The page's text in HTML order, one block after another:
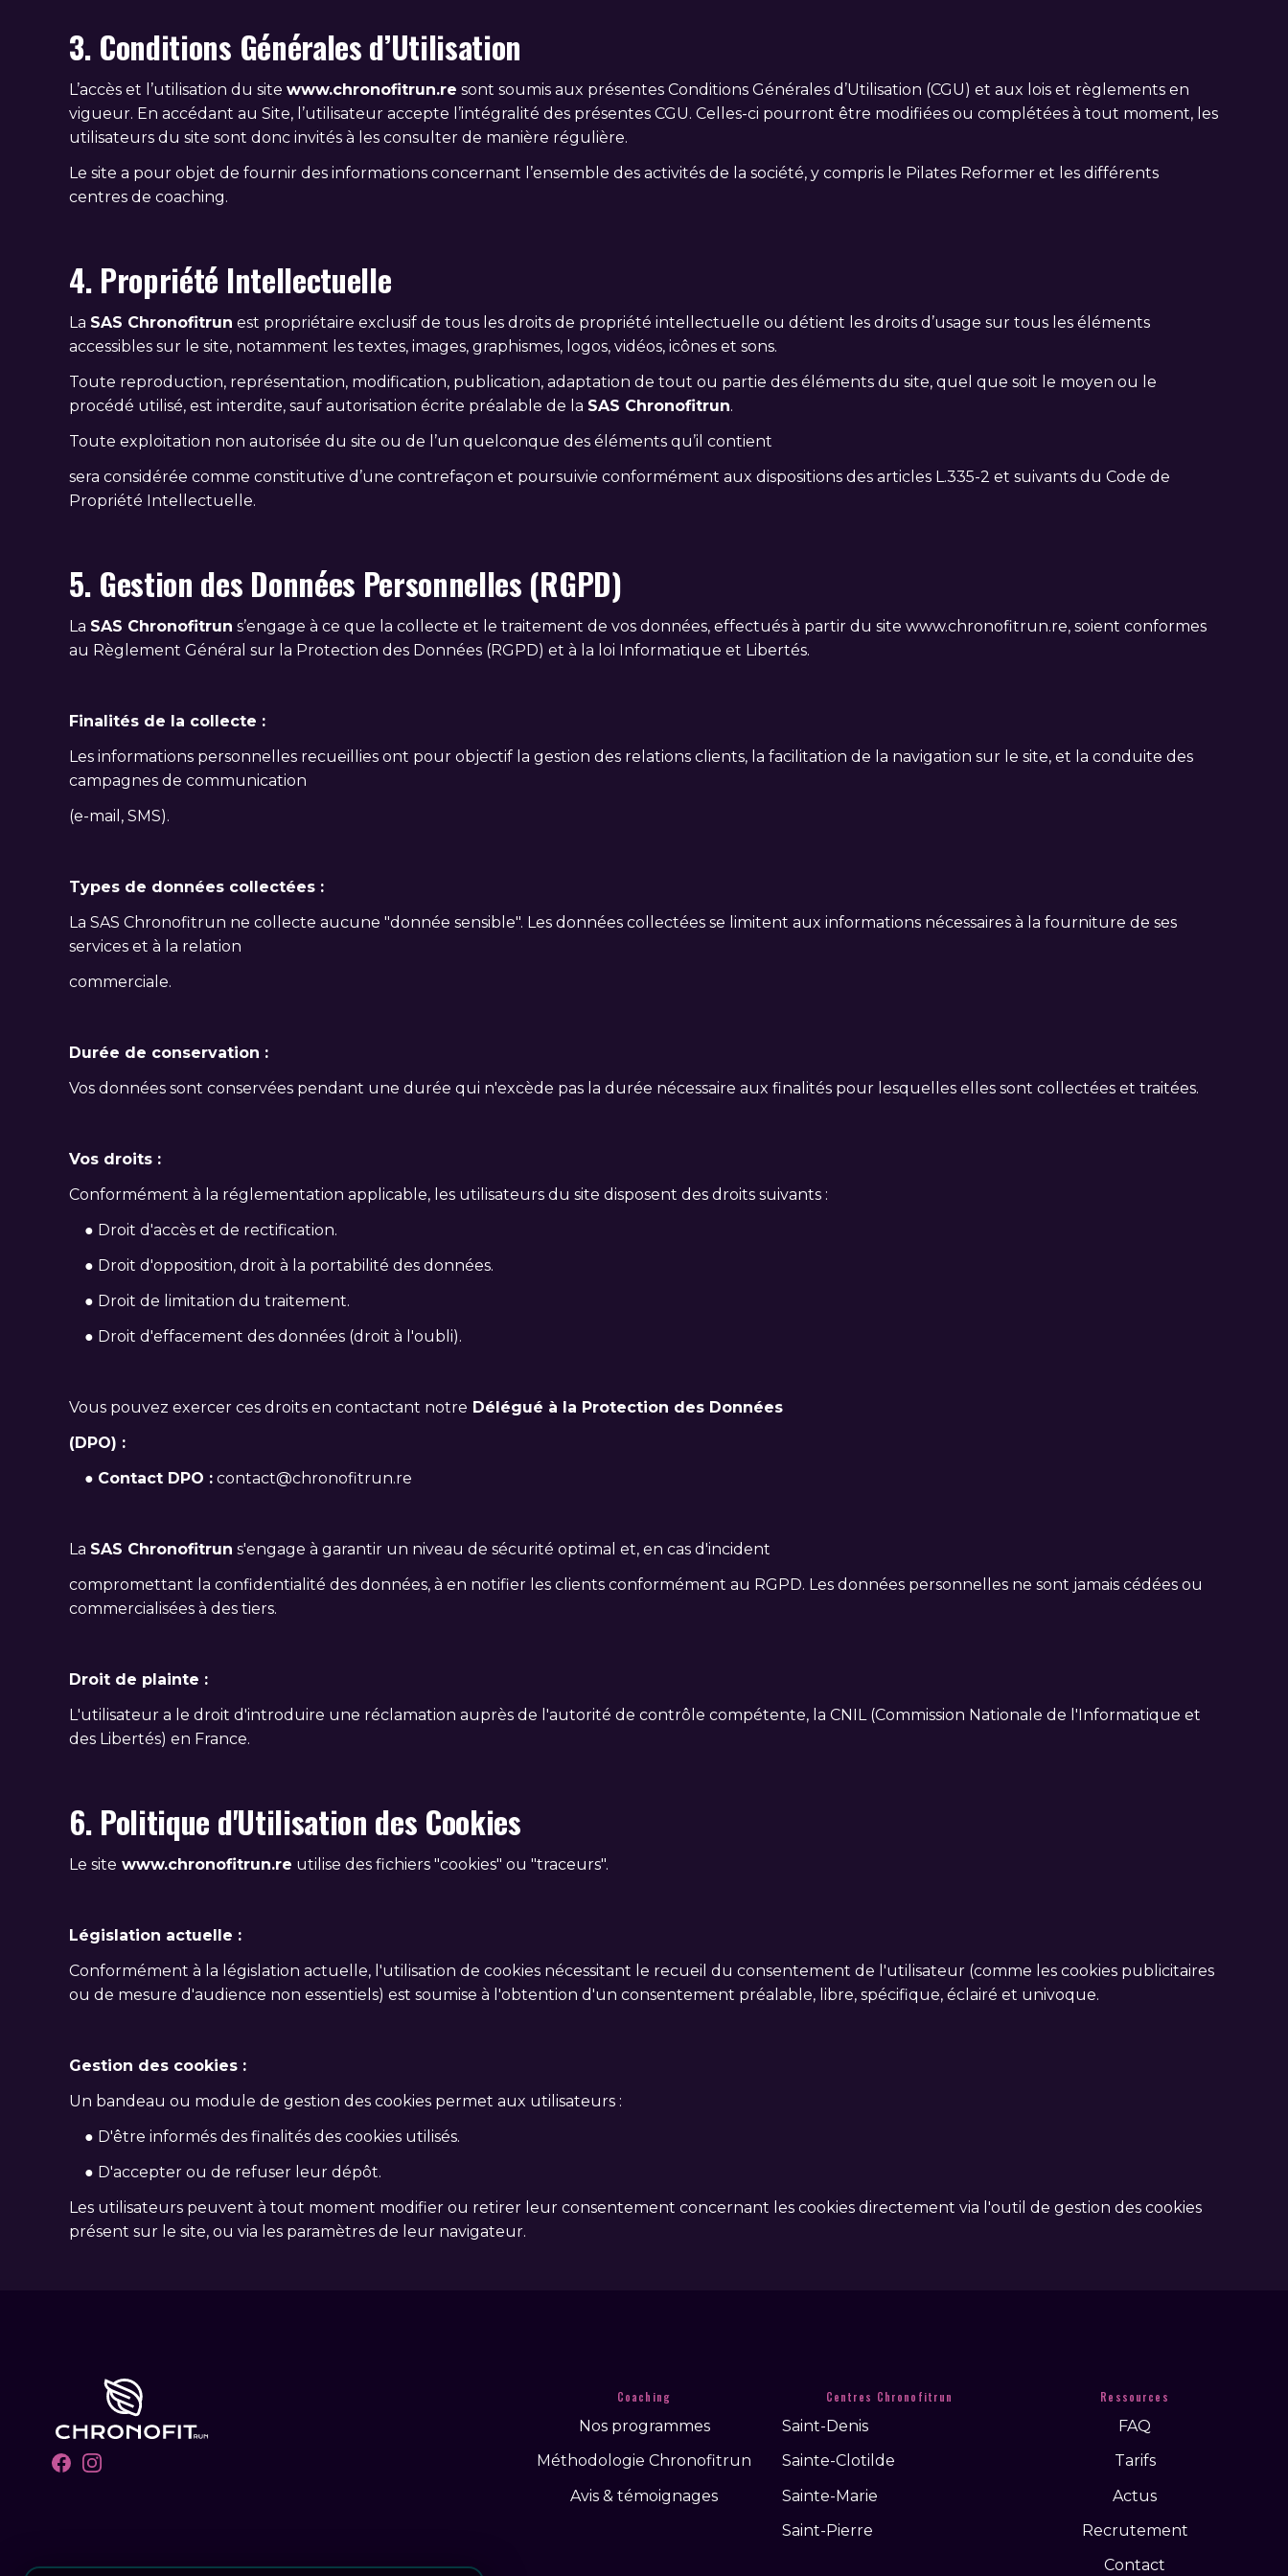
3. Conditions Générales d’Utilisation
L’accès et l’utilisation du site www.chronofitrun.re sont soumis aux présentes Conditions Générales d’Utilisation (CGU) et aux lois et règlements en
vigueur. En accédant au Site, l’utilisateur accepte l’intégralité des présentes CGU. Celles-ci pourront être modifiées ou complétées à tout moment, les
utilisateurs du site sont donc invités à les consulter de manière régulière.
Le site a pour objet de fournir des informations concernant l’ensemble des activités de la société, y compris le Pilates Reformer et les différents
centres de coaching.
4. Propriété Intellectuelle
La SAS Chronofitrun est propriétaire exclusif de tous les droits de propriété intellectuelle ou détient les droits d’usage sur tous les éléments
accessibles sur le site, notamment les textes, images, graphismes, logos, vidéos, icônes et sons.
Toute reproduction, représentation, modification, publication, adaptation de tout ou partie des éléments du site, quel que soit le moyen ou le
procédé utilisé, est interdite, sauf autorisation écrite préalable de la SAS Chronofitrun.
Toute exploitation non autorisée du site ou de l’un quelconque des éléments qu’il contient
sera considérée comme constitutive d’une contrefaçon et poursuivie conformément aux dispositions des articles L.335-2 et suivants du Code de
Propriété Intellectuelle.
5. Gestion des Données Personnelles (RGPD)
La SAS Chronofitrun s’engage à ce que la collecte et le traitement de vos données, effectués à partir du site www.chronofitrun.re, soient conformes
au Règlement Général sur la Protection des Données (RGPD) et à la loi Informatique et Libertés.
Finalités de la collecte :
Les informations personnelles recueillies ont pour objectif la gestion des relations clients, la facilitation de la navigation sur le site, et la conduite des
campagnes de communication
(e-mail, SMS).
Types de données collectées :
La SAS Chronofitrun ne collecte aucune "donnée sensible". Les données collectées se limitent aux informations nécessaires à la fourniture de ses
services et à la relation
commerciale.
Durée de conservation :
Vos données sont conservées pendant une durée qui n'excède pas la durée nécessaire aux finalités pour lesquelles elles sont collectées et traitées.
Vos droits :
Conformément à la réglementation applicable, les utilisateurs du site disposent des droits suivants :
● Droit d'accès et de rectification.
● Droit d'opposition, droit à la portabilité des données.
● Droit de limitation du traitement.
● Droit d'effacement des données (droit à l'oubli).
Vous pouvez exercer ces droits en contactant notre Délégué à la Protection des Données
(DPO) :
● Contact DPO : contact@chronofitrun.re
La SAS Chronofitrun s'engage à garantir un niveau de sécurité optimal et, en cas d'incident
compromettant la confidentialité des données, à en notifier les clients conformément au RGPD. Les données personnelles ne sont jamais cédées ou
commercialisées à des tiers.
Droit de plainte :
L'utilisateur a le droit d'introduire une réclamation auprès de l'autorité de contrôle compétente, la CNIL (Commission Nationale de l'Informatique et
des Libertés) en France.
6. Politique d'Utilisation des Cookies
Le site www.chronofitrun.re utilise des fichiers "cookies" ou "traceurs".
Législation actuelle :
Conformément à la législation actuelle, l'utilisation de cookies nécessitant le recueil du consentement de l'utilisateur (comme les cookies publicitaires
ou de mesure d'audience non essentiels) est soumise à l'obtention d'un consentement préalable, libre, spécifique, éclairé et univoque.
Gestion des cookies :
Un bandeau ou module de gestion des cookies permet aux utilisateurs :
● D'être informés des finalités des cookies utilisés.
● D'accepter ou de refuser leur dépôt.
Les utilisateurs peuvent à tout moment modifier ou retirer leur consentement concernant les cookies directement via l'outil de gestion des cookies
présent sur le site, ou via les paramètres de leur navigateur.
Facebook
Instagram
Coaching
Nos programmes
Méthodologie Chronofitrun
Avis & témoignages
Centres Chronofitrun
Saint-Denis
Sainte-Clotilde
Sainte-Marie
Saint-Pierre
Ressources
FAQ
Tarifs
Actus
Recrutement
Contact